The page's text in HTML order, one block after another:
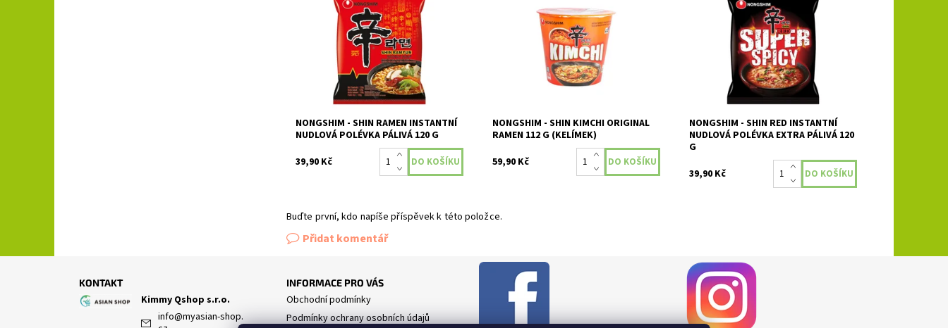
Instantní nudlová pálivá polévka.
Dostupnost:
Skladem
NONGSHIM - SHIN RAMEN INSTANTNÍ
NUDLOVÁ POLÉVKA PÁLIVÁ 120 G
39,90 Kč
Instantní nudlová polévka s příchutí
kimchi (fermentovaná zelenina) v
Dostupnost:
Skladem
NONGSHIM - SHIN KIMCHI ORIGINAL
RAMEN 112 G (KELÍMEK)
59,90 Kč
Instantní nudlová extra pálivá polévka.
Dostupnost:
Skladem
NONGSHIM - SHIN RED INSTANTNÍ
NUDLOVÁ POLÉVKA EXTRA PÁLIVÁ 120
G
39,90 Kč
Buďte první, kdo napíše příspěvek k této položce.
Přidat komentář
KONTAKT
Kimmy Qshop s.r.o.
info@myasian-shop.
INFORMACE PRO VÁS
Obchodní podmínky
Podmínky ochrany osobních údajů